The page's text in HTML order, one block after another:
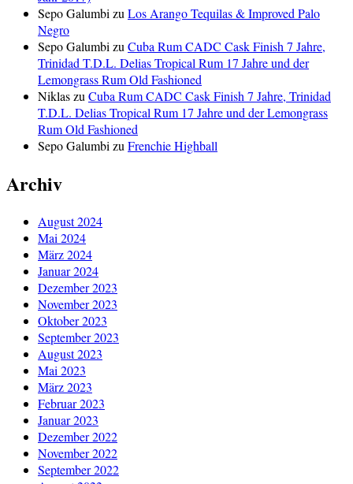
Sepo Galumbi zu Los Arango Tequilas & Improved Palo
Negro
Sepo Galumbi zu Cuba Rum CADC Cask Finish 7 Jahre,
Trinidad T.D.L. Delias Tropical Rum 17 Jahre und der
Lemongrass Rum Old Fashioned
Niklaszu Cuba Rum CADC Cask Finish 7 Jahre, Trinidad
T.D.L. Delias Tropical Rum 17 Jahre und der Lemongrass
Rum Old Fashioned
Sepo Galumbi zu Frenchie Highball
Archiv
August 2024
Mai 2024
März 2024
Januar 2024
Dezember 2023
November 2023
Oktober 2023
September 2023
August 2023
Mai 2023
März 2023
Februar 2023
Januar 2023
Dezember 2022
November 2022
September 2022